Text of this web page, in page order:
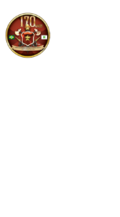
para
conteúdo